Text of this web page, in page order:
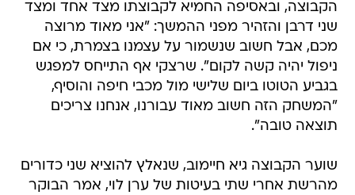
הקבוצה, ובאסיפה החמיא לקבוצתו מצד אחד ומצד
שני דרבן והזהיר מפני ההמשך: "אני מאוד מרוצה
מכם, אבל חשוב שנשמור על עצמנו בצמרת, כי אם
ניפול יהיה קשה לקום". שרצקי אף התייחס למפגש
בגביע הטוטו ביום שלישי מול מכבי חיפה והוסיף,
"המשחק הזה חשוב מאוד עבורנו, אנחנו צריכים
תוצאה טובה".
שוער הקבוצה גיא חיימוב, שנאלץ להוציא שני כדורים
מהרשת אחרי שתי בעיטות של ערן לוי, אמר הבוקר